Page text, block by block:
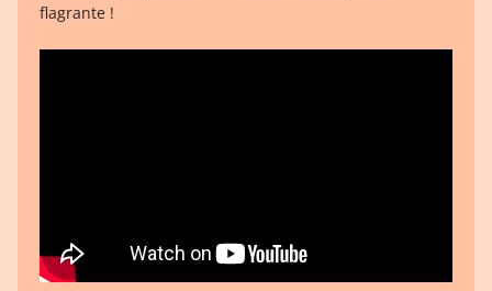
flagrante !